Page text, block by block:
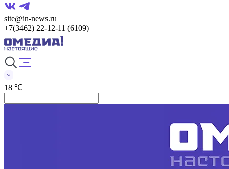
site@in-news.ru
+7(3462) 22-12-11 (6109)
18 ℃